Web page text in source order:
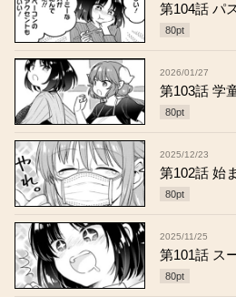
第104話 パ
80pt
2026/01/27
第103話 学
80pt
2025/12/23
第102話 始
80pt
2025/11/25
第101話 ス
80pt